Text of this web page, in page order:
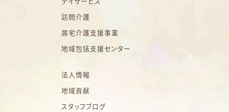
訪問介護
居宅介護支援事業
地域包括支援センター
法人情報
地域貢献
スタッフブログ